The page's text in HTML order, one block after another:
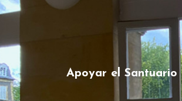
Apoyar el Santuario